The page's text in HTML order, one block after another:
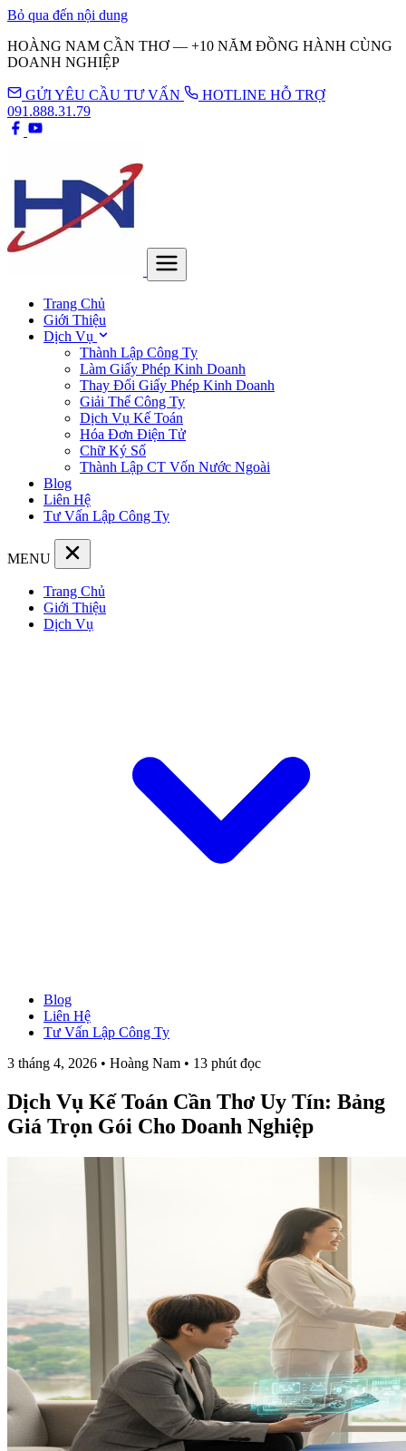
Bỏ qua đến nội dung
HOÀNG NAM CẦN THƠ — +10 NĂM ĐỒNG HÀNH CÙNG
DOANH NGHIỆP
GỬI YÊU CẦU TƯ VẤN
HOTLINE HỖ TRỢ
091.888.31.79
Trang Chủ
Giới Thiệu
Dịch Vụ
Thành Lập Công Ty
Làm Giấy Phép Kinh Doanh
Thay Đổi Giấy Phép Kinh Doanh
Giải Thể Công Ty
Dịch Vụ Kế Toán
Hóa Đơn Điện Tử
Chữ Ký Số
Thành Lập CT Vốn Nước Ngoài
Blog
Liên Hệ
Tư Vấn Lập Công Ty
MENU
Trang Chủ
Giới Thiệu
Dịch Vụ
Thành Lập Công Ty
Làm Giấy Phép Kinh Doanh
Giải Thể Công Ty
Hóa Đơn Điện Tử
Chữ Ký Số
Thành Lập CT Vốn Nước Ngoài
Blog
Liên Hệ
Tư Vấn Lập Công Ty
3 tháng 4, 2026 • Hoàng Nam • 13 phút đọc
Dịch Vụ Kế Toán Cần Thơ Uy Tín: Bảng
Giá Trọn Gói Cho Doanh Nghiệp